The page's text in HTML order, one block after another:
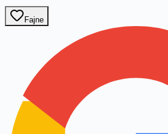
Fajne